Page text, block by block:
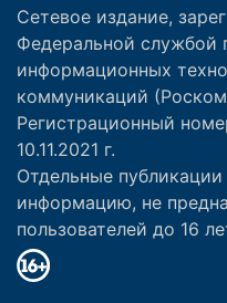
Сетевое издание,
Федеральной службой
информационных
коммуникаций
Регистрационный
10.11.2021 г.
Отдельные
информацию, не
пользователей до 16